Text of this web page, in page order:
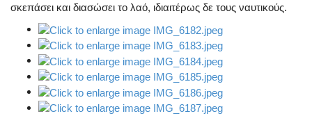
σκεπάσει και διασώσει το λαό, ιδιαιτέρως δε τους ναυτικούς.